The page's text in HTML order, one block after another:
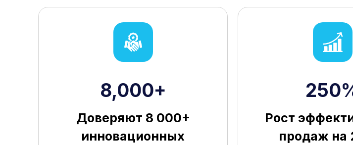
8,000+
Доверяют 8 000+
инновационных
Рост
продаж на